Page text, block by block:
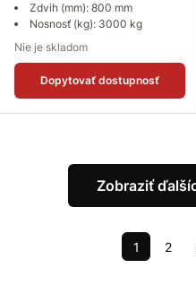
Zdvih (mm): 800 mm
Nosnosť (kg): 3000 kg
Nie je skladom
Dopytovať dostupnosť
Zobraziť
1 2